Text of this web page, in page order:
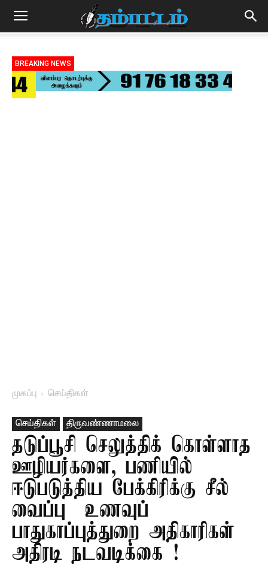
BREAKING NEWS
முகப்பு செய்திகள்
செய்திகள் திருவண்ணாமலை
தடுப்பூசி செலுத்திக் கொள்ளாத
ஊழியர்களை, பணியில்
ஈடுபடுத்திய பேக்கிரிக்கு சீல்
வைப்பு – உணவுப்
பாதுகாப்புத்துறை அதிகாரிகள்
அதிரடி நடவடிக்கை !